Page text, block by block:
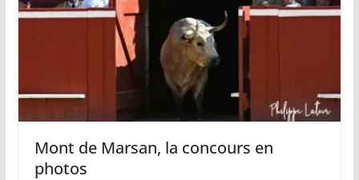
Mont de Marsan, la concours en
photos